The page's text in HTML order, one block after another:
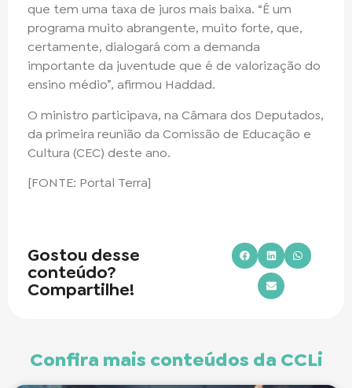
que tem uma taxa de juros mais baixa. “É um
programa muito abrangente, muito forte, que,
certamente, dialogará com a demanda
importante da juventude que é de valorização do
ensino médio”, afirmou Haddad.
O ministro participava, na Câmara dos Deputados,
da primeira reunião da Comissão de Educação e
Cultura (CEC) deste ano.
[FONTE: Portal Terra]
Gostou desse
conteúdo?
Compartilhe!
Confira mais conteúdos da CCLi